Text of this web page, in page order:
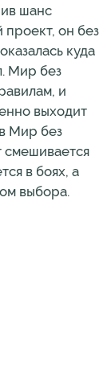
шанс
проект, он без
куда
Мир без
и
выходит
Мир без
смешивается
в боях, а
выбора.